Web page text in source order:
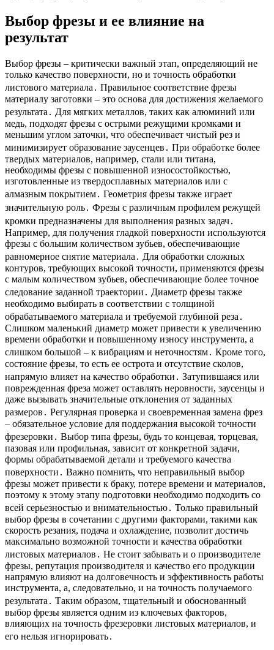
Выбор фрезы и ее влияние на
результат
Выбор фрезы – критически важный этап, определяющий не
только качество поверхности, но и точность обработки
листового материала․ Правильное соответствие фрезы
материалу заготовки – это основа для достижения желаемого
результата․ Для мягких металлов, таких как алюминий или
медь, подходят фрезы с острыми режущими кромками и
меньшим углом заточки, что обеспечивает чистый рез и
минимизирует образование заусенцев․ При обработке более
твердых материалов, например, стали или титана,
необходимы фрезы с повышенной износостойкостью,
изготовленные из твердосплавных материалов или с
алмазным покрытием․ Геометрия фрезы также играет
значительную роль․ Фрезы с различным профилем режущей
кромки предназначены для выполнения разных задач․
Например, для получения гладкой поверхности используются
фрезы с большим количеством зубьев, обеспечивающие
равномерное снятие материала․ Для обработки сложных
контуров, требующих высокой точности, применяются фрезы
с малым количеством зубьев, обеспечивающие более точное
следование заданной траектории․ Диаметр фрезы также
необходимо выбирать в соответствии с толщиной
обрабатываемого материала и требуемой глубиной реза․
Слишком маленький диаметр может привести к увеличению
времени обработки и повышенному износу инструмента, а
слишком большой – к вибрациям и неточностям․ Кроме того,
состояние фрезы, то есть ее острота и отсутствие сколов,
напрямую влияет на качество обработки․ Затупившаяся или
поврежденная фреза может оставлять неровности, заусенцы и
даже вызывать значительные отклонения от заданных
размеров․ Регулярная проверка и своевременная замена фрез
– обязательное условие для поддержания высокой точности
фрезеровки․ Выбор типа фрезы, будь то концевая, торцевая,
пазовая или профильная, зависит от конкретной задачи,
формы обрабатываемой детали и требуемого качества
поверхности․ Важно помнить, что неправильный выбор
фрезы может привести к браку, потере времени и материалов,
поэтому к этому этапу подготовки необходимо подходить со
всей серьезностью и внимательностью․ Только правильный
выбор фрезы в сочетании с другими факторами, такими как
скорость резания, подача и охлаждение, позволит достичь
максимально возможной точности и качества обработки
листовых материалов․ Не стоит забывать и о производителе
фрезы, репутация производителя и качество его продукции
напрямую влияют на долговечность и эффективность работы
инструмента, а, следовательно, и на точность получаемого
результата․ Таким образом, тщательный и обоснованный
выбор фрезы является одним из ключевых факторов,
влияющих на точность фрезеровки листовых материалов, и
его нельзя игнорировать․